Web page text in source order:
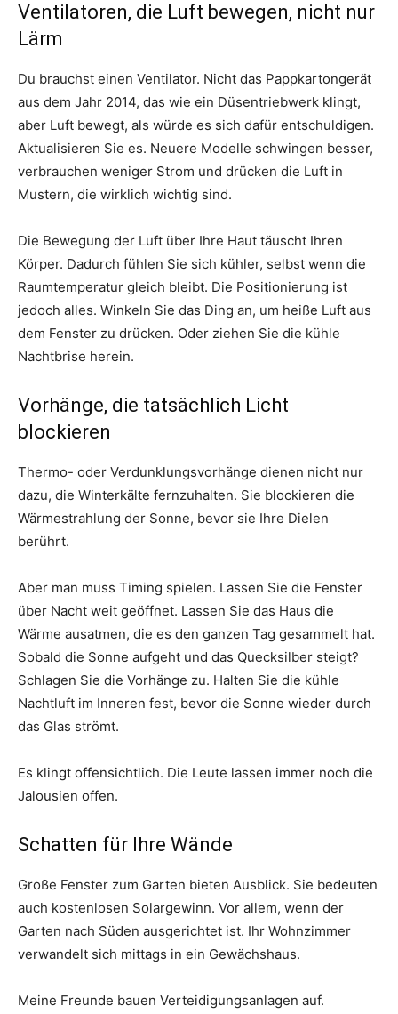
Ventilatoren, die Luft bewegen, nicht nur
Lärm
Du brauchst einen Ventilator. Nicht das Pappkartongerät
aus dem Jahr 2014, das wie ein Düsentriebwerk klingt,
aber Luft bewegt, als würde es sich dafür entschuldigen.
Aktualisieren Sie es. Neuere Modelle schwingen besser,
verbrauchen weniger Strom und drücken die Luft in
Mustern, die wirklich wichtig sind.
Die Bewegung der Luft über Ihre Haut täuscht Ihren
Körper. Dadurch fühlen Sie sich kühler, selbst wenn die
Raumtemperatur gleich bleibt. Die Positionierung ist
jedoch alles. Winkeln Sie das Ding an, um heiße Luft aus
dem Fenster zu drücken. Oder ziehen Sie die kühle
Nachtbrise herein.
Vorhänge, die tatsächlich Licht
blockieren
Thermo- oder Verdunklungsvorhänge dienen nicht nur
dazu, die Winterkälte fernzuhalten. Sie blockieren die
Wärmestrahlung der Sonne, bevor sie Ihre Dielen
berührt.
Aber man muss Timing spielen. Lassen Sie die Fenster
über Nacht weit geöffnet. Lassen Sie das Haus die
Wärme ausatmen, die es den ganzen Tag gesammelt hat.
Sobald die Sonne aufgeht und das Quecksilber steigt?
Schlagen Sie die Vorhänge zu. Halten Sie die kühle
Nachtluft im Inneren fest, bevor die Sonne wieder durch
das Glas strömt.
Es klingt offensichtlich. Die Leute lassen immer noch die
Jalousien offen.
Schatten für Ihre Wände
Große Fenster zum Garten bieten Ausblick. Sie bedeuten
auch kostenlosen Solargewinn. Vor allem, wenn der
Garten nach Süden ausgerichtet ist. Ihr Wohnzimmer
verwandelt sich mittags in ein Gewächshaus.
Meine Freunde bauen Verteidigungsanlagen auf.